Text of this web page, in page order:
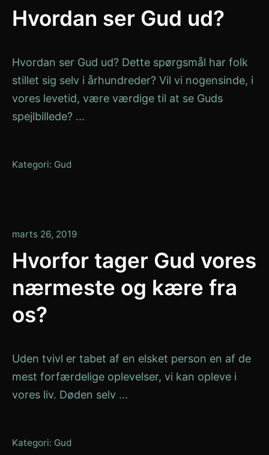
2020
Hvordan ser Gud ud?
Hvordan ser Gud ud? Dette spørgsmål har folk
stillet sig selv i århundreder? Vil vi nogensinde, i
vores levetid, være værdige til at se Guds
spejlbillede? ...
Kategori: Gud
marts 26, 2019
2020
Hvorfor tager Gud vores
nærmeste og kære fra
os?
Uden tvivl er tabet af en elsket person en af de
mest forfærdelige oplevelser, vi kan opleve i
vores liv. Døden selv ...
Kategori: Gud